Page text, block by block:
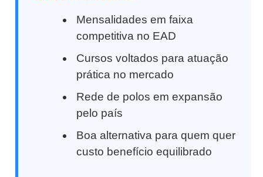
Mensalidades em faixa
competitiva no EAD
Cursos voltados para atuação
prática no mercado
Rede de polos em expansão
pelo país
Boa alternativa para quem quer
custo benefício equilibrado